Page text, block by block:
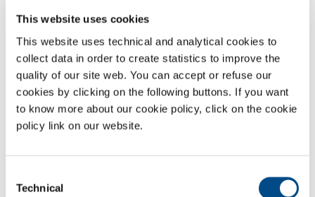
This website uses cookies
This website uses technical and analytical cookies to
collect data in order to create statistics to improve the
quality of our site web. You can accept or refuse our
cookies by clicking on the following buttons. If you want
to know more about our cookie policy, click on the cookie
policy link on our website.
Selection
Technical
propri clienti soluzioni complete di automazione progettate
integrandoli in isole complete che vengono proposte ai clienti sulla
base di una analisi specialistica ed uno studio di fattibilità realizzato su
misura per le necessità del cliente.
Settori di Applicazione
Produzioni aeronautiche